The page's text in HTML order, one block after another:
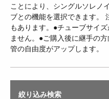
ことにより、シングルソレノ
ブとの機能を選択できます。
もあります。●チューブサイ
ません。●ご購入後に継手の
管の自由度がアップします。
絞り込み検索